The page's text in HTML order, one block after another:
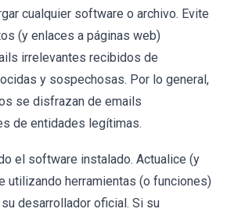
cualquier software o archivo. Evite
(y enlaces a páginas web)
irrelevantes recibidos de
y sospechosas. Por lo general,
se disfrazan de emails
de entidades legítimas.
el software instalado. Actualice (y
utilizando herramientas (o funciones)
desarrollador oficial. Si su